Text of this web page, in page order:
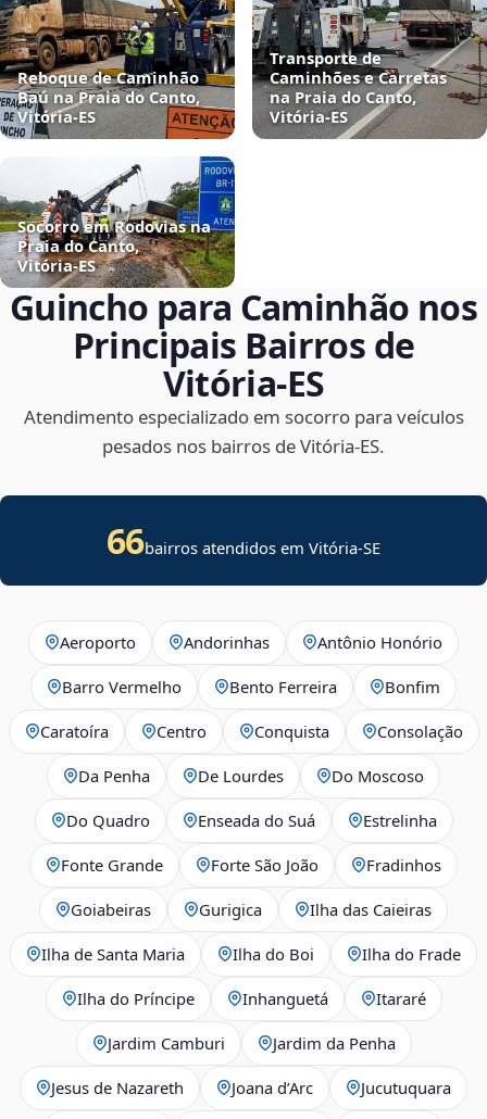
Reboque de Caminhão
Baú na Praia do Canto,
Vitória‑ES
Transporte de
Caminhões e Carretas
na Praia do Canto,
Vitória‑ES
Socorro em Rodovias na
Praia do Canto,
Vitória‑ES
Guincho para Caminhão nos
Principais Bairros de
Vitória‑ES
Atendimento especializado em socorro para veículos
pesados nos bairros de Vitória‑ES.
66bairros atendidos em Vitória-SE
Aeroporto Andorinhas Antônio Honório
Barro Vermelho Bento Ferreira Bonfim
Caratoíra Centro Conquista Consolação
Da Penha De Lourdes Do Moscoso
Do Quadro Enseada do Suá Estrelinha
Fonte Grande Forte São João Fradinhos
Goiabeiras Gurigica Ilha das Caieiras
Ilha de Santa Maria Ilha do Boi Ilha do Frade
Ilha do Príncipe Inhanguetá Itararé
Jardim Camburi Jardim da Penha
Jesus de Nazareth Joana d’Arc Jucutuquara